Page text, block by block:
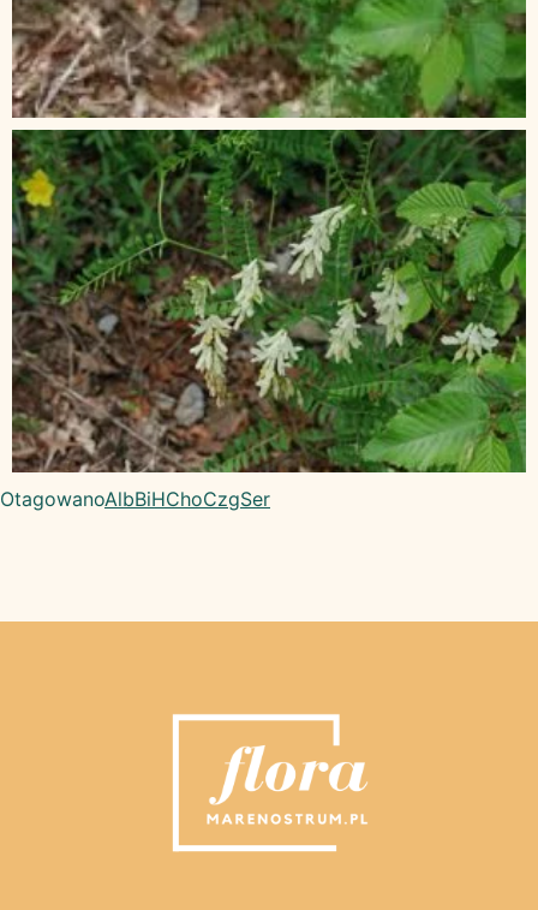
OtagowanoAlbBiHChoCzgSer